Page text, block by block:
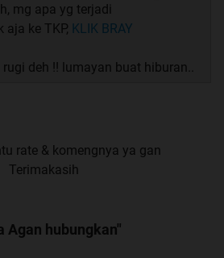
mg apa yg terjadi
aja ke TKP, KLIK BRAY
rate & komengnya ya gan
Terimakasih
Agan hubungkan"